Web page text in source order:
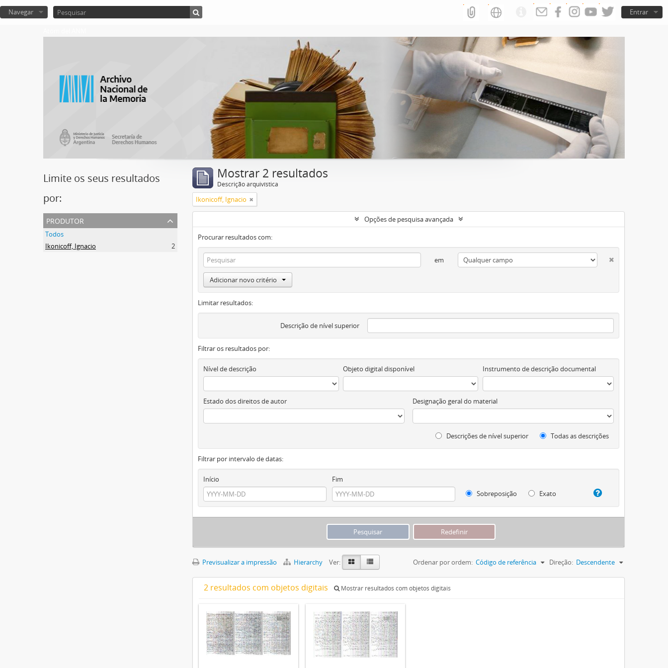
Entrar
Navegar
Limite os seus resultados
por:
produtor
Todos
Ikonicoff, Ignacio
2
Mostrar 2 resultados
Descrição arquivística
Ikonicoff, Ignacio
Opções de pesquisa avançada
Procurar resultados com:
em
Adicionar novo critério
Limitar resultados:
Descrição de nível superior
Filtrar os resultados por:
Nível de descrição Objeto digital disponível Instrumento de descrição documental
Estado dos direitos de autor Designação geral do material
Descrições de nível superior Todas as descrições
Filtrar por intervalo de datas:
Início
Fim
Sobreposição
Exato
Previsualizar a impressão Hierarchy Ver: Ordenar por ordem: Código de referência Direção: Descendente
2 resultados com objetos digitais Mostrar resultados com objetos digitais